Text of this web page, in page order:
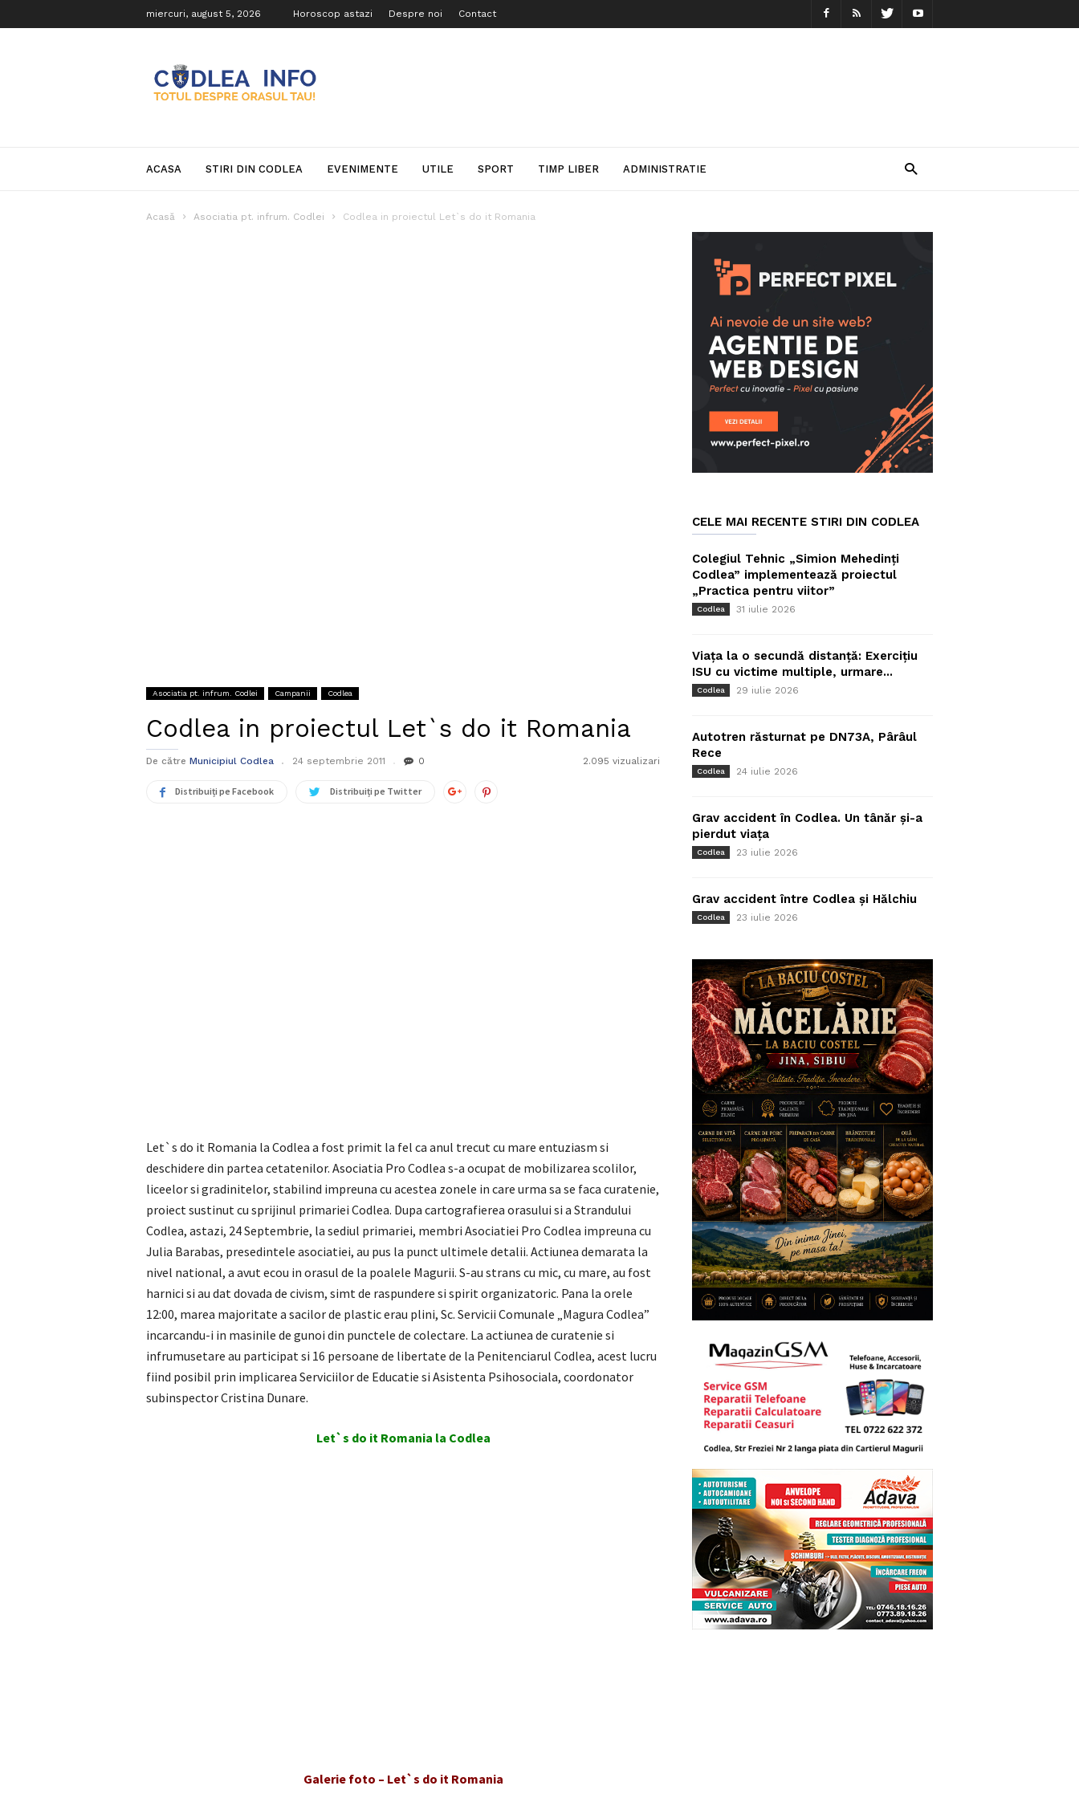
miercuri, august 5, 2026 Horoscop astazi Despre noi Contact
Info
ACASA STIRI DIN CODLEA EVENIMENTE UTILE SPORT TIMP LIBER ADMINISTRATIE
Acasă Asociatia pt. infrum. Codlei Codlea in proiectul Let`s do it Romania
Asociatia pt. infrum. Codlei Campanii Codlea
Codlea in proiectul Let`s do it Romania
De către Municipiul Codlea 24 septembrie 2011 0 2.095 vizualizari
Distribuiți pe Facebook Distribuiți pe Twitter
Let`s do it Romania la Codlea a fost primit la fel ca anul trecut cu mare entuziasm si
deschidere din partea cetatenilor. Asociatia Pro Codlea s-a ocupat de mobilizarea scolilor,
liceelor si gradinitelor, stabilind impreuna cu acestea zonele in care urma sa se faca curatenie,
proiect sustinut cu sprijinul primariei Codlea. Dupa cartografierea orasului si a Strandului
Codlea, astazi, 24 Septembrie, la sediul primariei, membri Asociatiei Pro Codlea impreuna cu
Julia Barabas, presedintele asociatiei, au pus la punct ultimele detalii. Actiunea demarata la
nivel national, a avut ecou in orasul de la poalele Magurii. S-au strans cu mic, cu mare, au fost
harnici si au dat dovada de civism, simt de raspundere si spirit organizatoric. Pana la orele
12:00, marea majoritate a sacilor de plastic erau plini, Sc. Servicii Comunale „Magura Codlea”
incarcandu-i in masinile de gunoi din punctele de colectare. La actiunea de curatenie si
infrumusetare au participat si 16 persoane de libertate de la Penitenciarul Codlea, acest lucru
fiind posibil prin implicarea Serviciilor de Educatie si Asistenta Psihosociala, coordonator
subinspector Cristina Dunare.
Let`s do it Romania la Codlea
Galerie foto – Let`s do it Romania
CELE MAI RECENTE STIRI DIN CODLEA
Colegiul Tehnic „Simion Mehedinți
Codlea” implementează proiectul
„Practica pentru viitor”
Codlea 31 iulie 2026
Viața la o secundă distanță: Exercițiu
ISU cu victime multiple, urmare...
Codlea 29 iulie 2026
Autotren răsturnat pe DN73A, Pârâul
Rece
Codlea 24 iulie 2026
Grav accident în Codlea. Un tânăr și-a
pierdut viața
Codlea 23 iulie 2026
Grav accident între Codlea și Hălchiu
Codlea 23 iulie 2026